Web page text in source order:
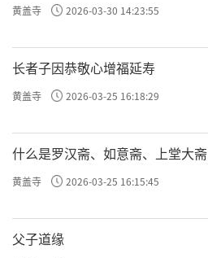
黄盖寺 2026-03-30 14:23:55
长者子因恭敬心增福延寿
黄盖寺 2026-03-25 16:18:29
什么是罗汉斋、如意斋、上堂大斋
黄盖寺 2026-03-25 16:15:45
父子道缘